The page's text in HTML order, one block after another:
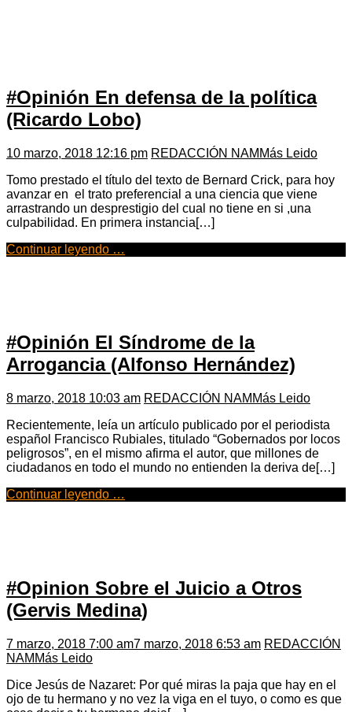
#Opinión En defensa de la política
(Ricardo Lobo)
10 marzo, 2018 12:16 pm REDACCIÓN NAM Más Leido
Tomo prestado el título del texto de Bernard Crick, para hoy
avanzar en el trato preferencial a una ciencia que viene
arrastrando un desprestigio del cual no tiene en si ,una
culpabilidad. En primera instancia[…]
Continuar leyendo …
#Opinión El Síndrome de la
Arrogancia (Alfonso Hernández)
8 marzo, 2018 10:03 am REDACCIÓN NAM Más Leido
Recientemente, leía un artículo publicado por el periodista
español Francisco Rubiales, titulado “Gobernados por locos
peligrosos”, en el mismo afirma el autor, que millones de
ciudadanos en todo el mundo no entienden la deriva de[…]
Continuar leyendo …
#Opinion Sobre el Juicio a Otros
(Gervis Medina)
7 marzo, 2018 7:00 am7 marzo, 2018 6:53 am REDACCIÓN
NAM Más Leido
Dice Jesús de Nazaret: Por qué miras la paja que hay en el
ojo de tu hermano y no vez la viga en el tuyo, o como es que